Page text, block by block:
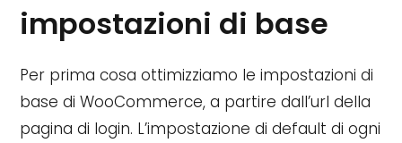
impostazioni di base
Per prima cosa ottimizziamo le impostazioni di
base di WooCommerce, a partire dall’url della
pagina di login. L’impostazione di default di ogni